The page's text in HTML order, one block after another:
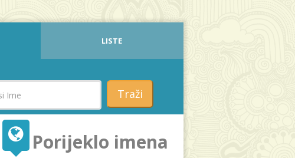
LISTE
Traži
Porijeklo imena